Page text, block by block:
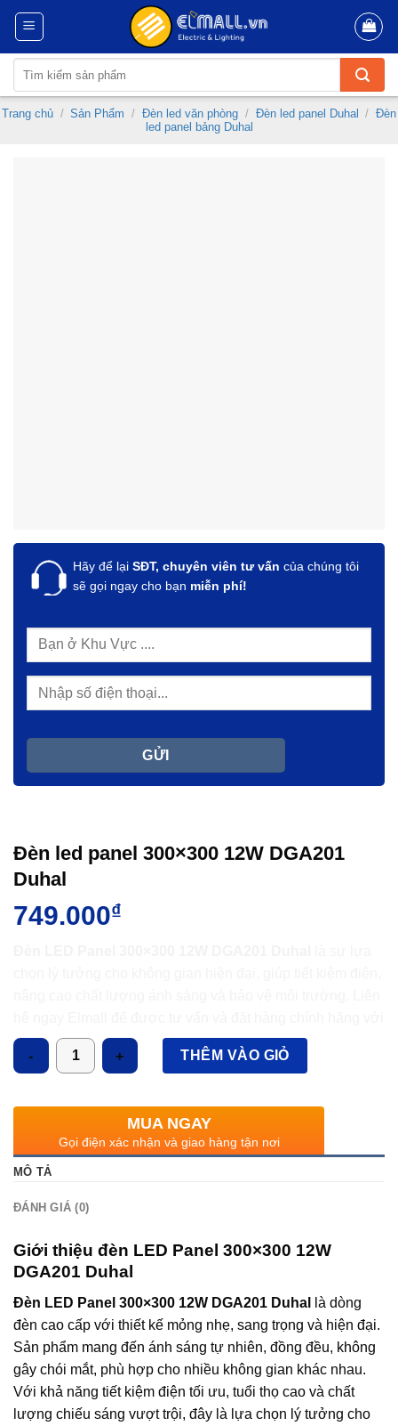
Skip
content
kiếm:
Trang chủ / Sản Phẩm / Đèn led văn phòng / Đèn led panel Duhal / Đèn
led panel bảng Duhal
Hãy để lại SĐT, chuyên viên tư vấn của chúng tôi
sẽ gọi ngay cho bạn miễn phí!
Đèn led panel 300×300 12W DGA201
Duhal
749.000₫
giá tốt nhất
Số lượng
THÊM VÀO GIỎ
MUA NGAY
Gọi điện xác nhận và giao hàng tận nơi
MÔ TẢ
ĐÁNH GIÁ (0)
Giới thiệu đèn LED Panel 300×300 12W
DGA201 Duhal
Đèn LED Panel 300×300 12W DGA201 Duhal
là dòng
đèn cao cấp với thiết kế mỏng nhẹ, sang trọng và hiện đại.
Sản phẩm mang đến ánh sáng tự nhiên, đồng đều, không
gây chói mắt, phù hợp cho nhiều không gian khác nhau.
Với khả năng tiết kiệm điện tối ưu, tuổi thọ cao và chất
lượng chiếu sáng vượt trội, đây là lựa chọn lý tưởng cho